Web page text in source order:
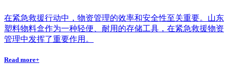
在紧急救援行动中，物资管理的效率和安全性至关重要。山东
塑料物料盒作为一种轻便、耐用的存储工具，在紧急救援物资
管理中发挥了重要作用。
Read more+